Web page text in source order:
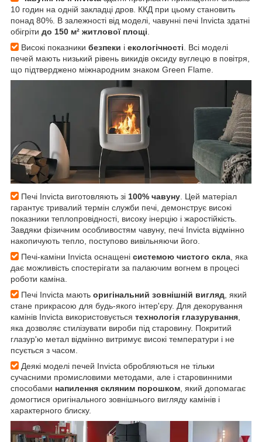
10 годин на одній закладці дров. ККД при цьому становить
понад 80%. В залежності від моделі, чавунні печі Invicta здатні
обігріти до 150 м² житлової площі
Високі показники безпеки і екологічності . Всі моделі
печей мають низький рівень викидів оксиду вуглецю в повітря,
що підтверджено міжнародним знаком Green Flame.
Печі Invicta виготовляють зі 100% чавуну. Цей матеріал
гарантує тривалий термін служби печі, демонструє високі
показники теплопровідності, високу інерцію і жаростійкість.
Завдяки фізичним особливостям чавуну, печі Invicta відмінно
накопичують тепло, поступово вивільняючи його.
Печі-каміни Invicta оснащені системою чистого скла, яка
дає можливість спостерігати за палаючим вогнем в процесі
роботи каміна.
Печі Invicta мають оригінальний зовнішній вигляд, який
стане прикрасою для будь-якого інтер'єру. Для декорування
камінів Invicta використовується технологія глазурування,
яка дозволяє стилізувати вироби під старовину. Покритий
глазур'ю метал відмінно витримує високі температури і не
псується з часом.
Деякі моделі печей Invicta обробляються не тільки
сучасними промисловими методами, але і старовинними
способами напилення скляним порошком, який допомагає
домогтися оригінального зовнішнього вигляду камінів і
характерного блиску.